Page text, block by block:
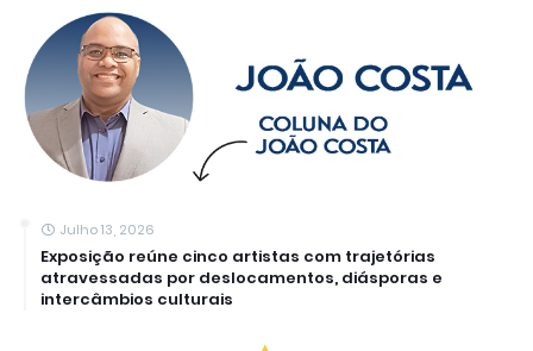
Julho 13, 2026
Exposição reúne cinco artistas com trajetórias
atravessadas por deslocamentos, diásporas e
intercâmbios culturais